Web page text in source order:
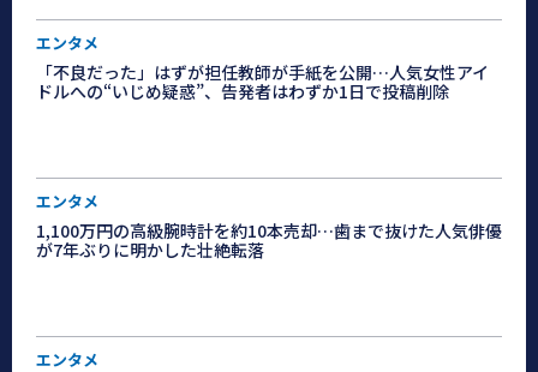
エンタメ
「不良だった」はずが担任教師が手紙を公開…人気女性アイ
ドルへの“いじめ疑惑”、告発者はわずか1日で投稿削除
エンタメ
1,100万円の高級腕時計を約10本売却…歯まで抜けた人気俳優
が7年ぶりに明かした壮絶転落
エンタメ